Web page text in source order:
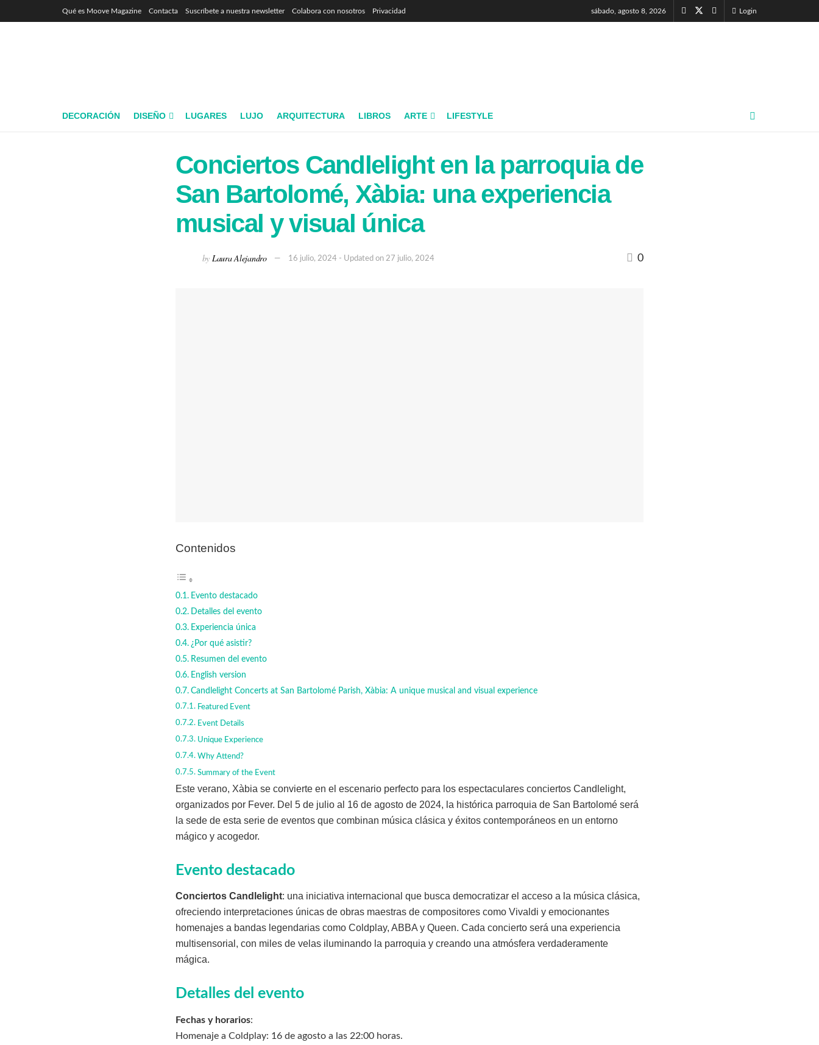
Qué es Moove Magazine Contacta Suscríbete a nuestra newsletter Colabora con nosotros Privacidad sábado, agosto 8, 2026 Login
DECORACIÓN DISEÑO LUGARES LUJO ARQUITECTURA LIBROS ARTE LIFESTYLE
Conciertos Candlelight en la parroquia de
San Bartolomé, Xàbia: una experiencia
musical y visual única
by Laura Alejandro 16 julio, 2024 - Updated on 27 julio, 2024 0
Contenidos
Evento destacado
Detalles del evento
Experiencia única
¿Por qué asistir?
Resumen del evento
English version
Candlelight Concerts at San Bartolomé Parish, Xàbia: A unique musical and visual experience
Featured Event
Event Details
Unique Experience
Why Attend?
Summary of the Event
Este verano, Xàbia se convierte en el escenario perfecto para los espectaculares conciertos Candlelight,
organizados por Fever. Del 5 de julio al 16 de agosto de 2024, la histórica parroquia de San Bartolomé será
la sede de esta serie de eventos que combinan música clásica y éxitos contemporáneos en un entorno
mágico y acogedor.
Evento destacado
Conciertos Candlelight: una iniciativa internacional que busca democratizar el acceso a la música clásica,
ofreciendo interpretaciones únicas de obras maestras de compositores como Vivaldi y emocionantes
homenajes a bandas legendarias como Coldplay, ABBA y Queen. Cada concierto será una experiencia
multisensorial, con miles de velas iluminando la parroquia y creando una atmósfera verdaderamente
mágica.
Detalles del evento
Fechas y horarios:
Homenaje a Coldplay: 16 de agosto a las 22:00 horas.